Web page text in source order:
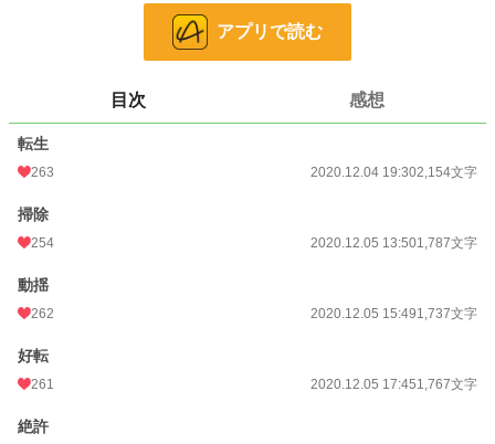
11,920
更新日時 2020.12.05 20:50
初回公開日時
初回完結日時
週間ポイント
月間ポイント
年間ポイント
累計ポイント
アプリで読む
目次 感想
転生
263 2020.12.04 19:302,154文字
掃除
254 2020.12.05 13:501,787文字
動揺
262 2020.12.05 15:491,737文字
好転
261 2020.12.05 17:451,767文字
絶許